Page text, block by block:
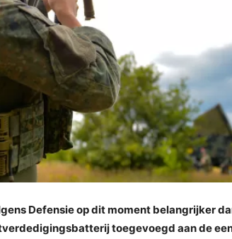
Defensie op dit moment belangrijker
toegevoegd aan de